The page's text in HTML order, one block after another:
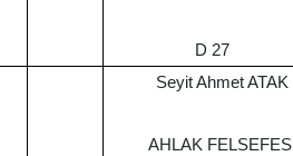
D 27
Seyit Ahmet ATAK
AHLAK FELSEFESİ